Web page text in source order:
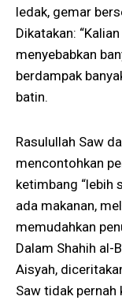
ledak, gemar
Dikatakan:
menyebabkan
berdampak
batin.
Rasulullah Saw
mencontohkan
ketimbang “lebih
ada makanan,
memudahkan
Dalam Shahih al-
Aisyah,
Saw tidak